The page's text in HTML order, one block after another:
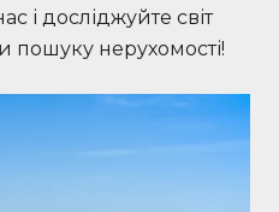
і досліджуйте світ
пошуку нерухомості!